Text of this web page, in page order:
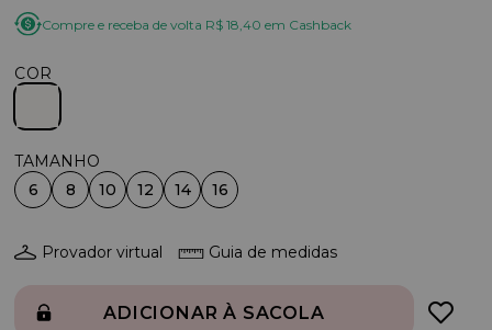
Compre e receba de volta R$ 18,40 em Cashback
COR
6 8 10 12 14 16
Provador virtual Guia de medidas
ADICIONAR À SACOLA